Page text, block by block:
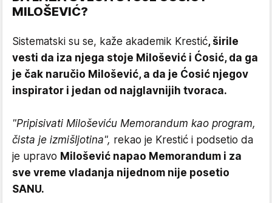
MILOŠEVIĆ?
Sistematski su se, kaže akademik Krestić, širile
vesti da iza njega stoje Milošević i Ćosić, da ga
je čak naručio Milošević, a da je Ćosić njegov
inspirator i jedan od najglavnijih tvoraca.
"Pripisivati Miloševiću Memorandum kao program,
čista je izmišljotina", rekao je Krestić i podsetio da
je upravo Milošević napao Memorandum i za
sve vreme vladanja nijednom nije posetio
SANU.